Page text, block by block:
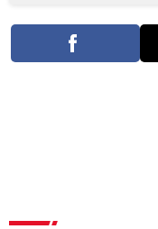
PHOTO
GUIDES D'ACHAT